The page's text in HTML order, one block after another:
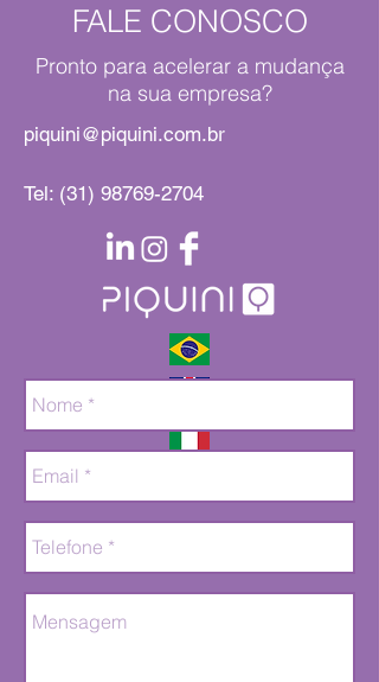
FALE CONOSCO
Pronto para acelerar a mudança
na sua empresa?
piquini@piquini.com.br
Tel: (31) 98769-2704